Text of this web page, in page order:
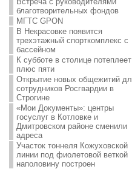
благотворительных фондов
МГТС GPON
В Некрасовке появится
трехэтажный спорткомплекс с
бассейном
К субботе в столице
плюс пяти
Открытие новых общежитий
сотрудников Росгвардии в
Строгине
«Мои Документы»: центры
госуслуг в Котловке и
Дмитровском районе сменили
адреса
Участок тоннеля Кожуховской
линии под фиолетовой веткой
наполовину построен